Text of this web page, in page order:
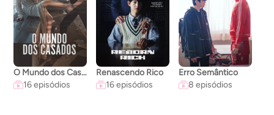
O Mundo dos Casados
16 episódios
Renascendo Rico
16 episódios
Erro Semântico
8 episódios